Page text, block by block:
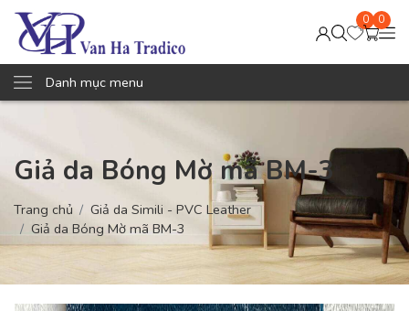
0 0
Danh mục menu
Giả da Bóng Mờ mã BM-3
Trang chủ
Giả da Simili - PVC Leather
Giả da Bóng Mờ mã BM-3